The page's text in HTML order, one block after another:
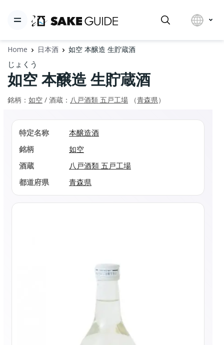
Home 日本酒 如空 本醸造 生貯蔵酒
じょくう
如空 本醸造 生貯蔵酒
銘柄： 如空 / 酒蔵： 八戸酒類 五戸工場 （青森県）
特定名称
本醸造酒
銘柄
如空
酒蔵
八戸酒類 五戸工場
都道府県
青森県